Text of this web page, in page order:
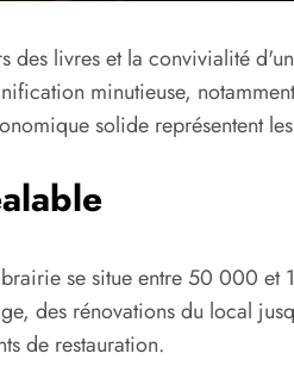
livres et la convivialité
minutieuse,
solide représentent
se situe entre 50 000 et
des rénovations du local
de restauration.